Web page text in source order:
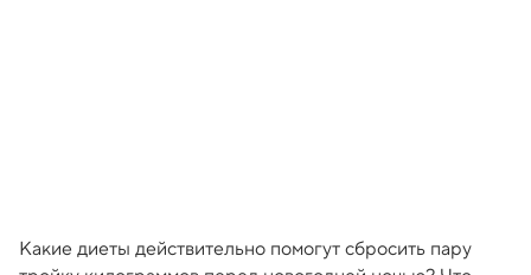
Какие диеты действительно помогут сбросить пару